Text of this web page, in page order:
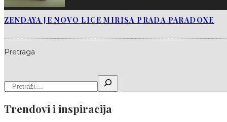
ZENDAYA JE NOVO LICE MIRISA PRADA PARADOXE
Pretraga
Trendovi i inspiracija